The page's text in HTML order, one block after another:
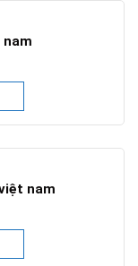
nam
nam